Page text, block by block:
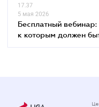
17.37
5 мая 2026
Бесплатный
к которым должен